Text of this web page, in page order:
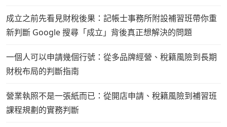
成立之前先看見財稅後果：記帳士事務所附設補習班帶你重
新判斷 Google 搜尋「成立」背後真正想解決的問題
一個人可以申請幾個行號：從多品牌經營、稅籍風險到長期
財稅布局的判斷指南
營業執照不是一張紙而已：從開店申請、稅籍風險到補習班
課程規劃的實務判斷